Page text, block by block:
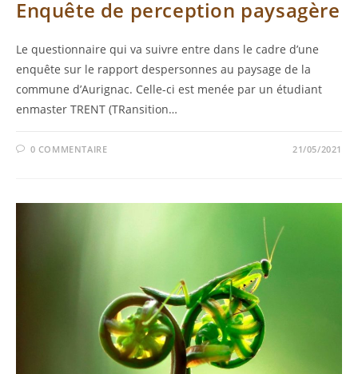
Enquête de perception paysagère
Le questionnaire qui va suivre entre dans le cadre d’une
enquête sur le rapport despersonnes au paysage de la
commune d’Aurignac. Celle-ci est menée par un étudiant
enmaster TRENT (TRansition…
0 COMMENTAIRE 21/05/2021